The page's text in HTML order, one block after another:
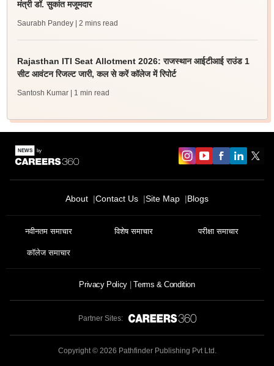
मंत्री डॉ. सुकांत मजूमदार
Saurabh Pandey | 2 mins read
Rajasthan ITI Seat Allotment 2026: राजस्थान आईटीआई राउंड 1
सीट आवंटन रिजल्ट जारी, कल से करें कॉलेज में रिपोर्ट
Santosh Kumar | 1 min read
About Contact Us Site Map Blogs
नवीनतम समाचार विशेष समाचार परीक्षा समाचार
कॉलेज समाचार
Privacy Policy Terms & Condition
Partner Sites:
Copyright © 2026 Pathfinder Publishing Pvt Ltd.